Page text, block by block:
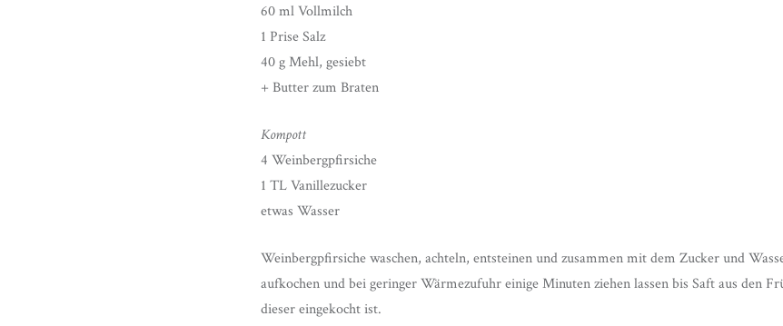
60 ml Vollmilch
1 Prise Salz
40 g Mehl, gesiebt
+ Butter zum Braten
Kompott
4 Weinbergpfirsiche
1 TL Vanillezucker
etwas Wasser
Weinbergpfirsiche waschen, achteln, entsteinen und zusammen mit dem Zucker und
aufkochen und bei geringer Wärmezufuhr einige Minuten ziehen lassen bis Saft aus den
dieser eingekocht ist.